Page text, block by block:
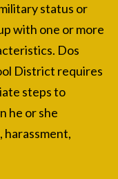
status or
with one or more
Dos
District requires
steps to
he or she
harassment,